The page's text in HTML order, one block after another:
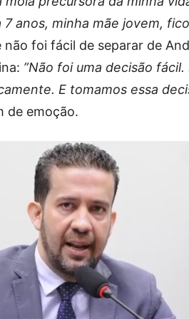
anos, minha mãe jovem,
foi fácil de separar de
”Não foi uma decisão
E tomamos essa
de emoção.